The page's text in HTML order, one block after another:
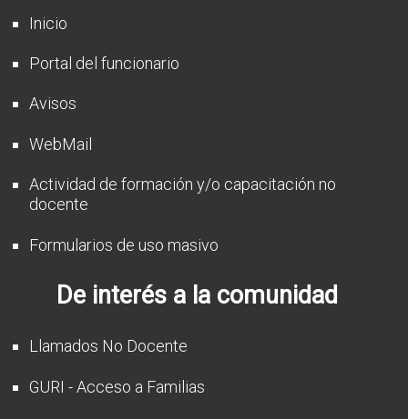
Inicio
Portal del funcionario
Avisos
WebMail
Actividad de formación y/o capacitación no
docente
Formularios de uso masivo
De interés a la comunidad
Llamados No Docente
GURI - Acceso a Familias